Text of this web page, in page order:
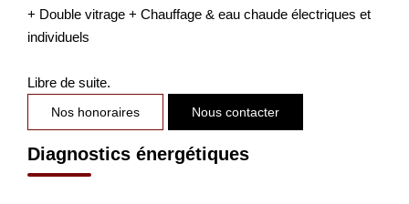
+ Double vitrage + Chauffage & eau chaude électriques et
individuels
Libre de suite.
Nos honoraires Nous contacter
Diagnostics énergétiques